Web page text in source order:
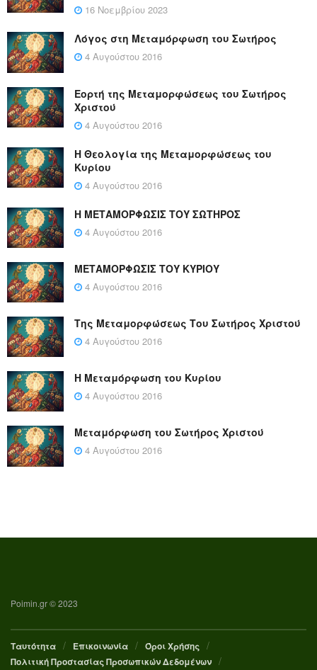
16 Νοεμβρίου 2023
Λόγος στη Μεταμόρφωση του Σωτήρος
4 Αυγούστου 2016
Εορτή της Μεταμορφώσεως του Σωτήρος
Χριστού
4 Αυγούστου 2016
Η Θεολογία της Μεταμορφώσεως του
Κυρίου
4 Αυγούστου 2016
Η ΜΕΤΑΜΟΡΦΩΣΙΣ ΤΟΥ ΣΩΤΗΡΟΣ
4 Αυγούστου 2016
ΜΕΤΑΜΟΡΦΩΣΙΣ ΤΟΥ ΚΥΡΙΟΥ
4 Αυγούστου 2016
Της Μεταμορφώσεως Του Σωτήρος Χριστού
4 Αυγούστου 2016
Η Μεταμόρφωση του Κυρίου
4 Αυγούστου 2016
Μεταμόρφωση του Σωτήρος Χριστού
4 Αυγούστου 2016
Poimin.gr © 2023
Ταυτότητα Επικοινωνία
Όροι Χρήσης
Πολιτική Προστασίας Προσωπικών Δεδομένων